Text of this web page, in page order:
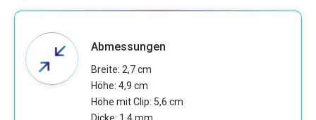
Abmessungen
Breite: 2,7 cm
Höhe: 4,9 cm
Höhe mit Clip: 5,6 cm
Dicke: 1,4 mm